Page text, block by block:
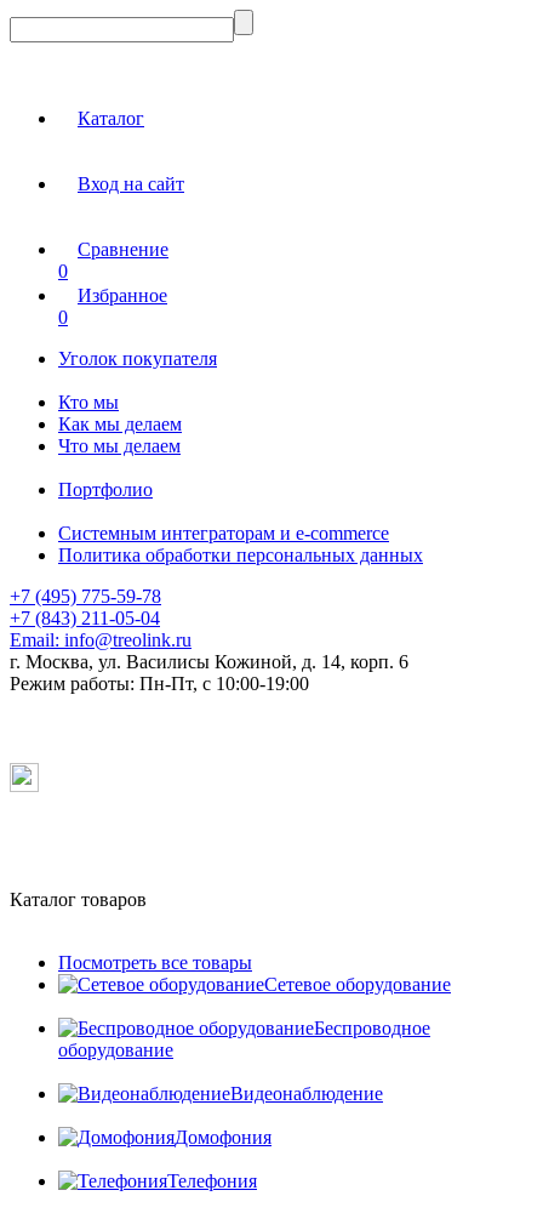
Каталог
Вход на сайт
Сравнение
0
Избранное
0
Уголок покупателя
Кто мы
Как мы делаем
Что мы делаем
Портфолио
Системным интеграторам и e-commerce
Политика обработки персональных данных
+7 (495) 775-59-78
+7 (843) 211-05-04
Email: info@treolink.ru
г. Москва, ул. Василисы Кожиной, д. 14, корп. 6
Режим работы: Пн-Пт, с 10:00-19:00
Каталог товаров
Посмотреть все товары
Сетевое оборудование
Беспроводное
оборудование
Видеонаблюдение
Домофония
Телефония